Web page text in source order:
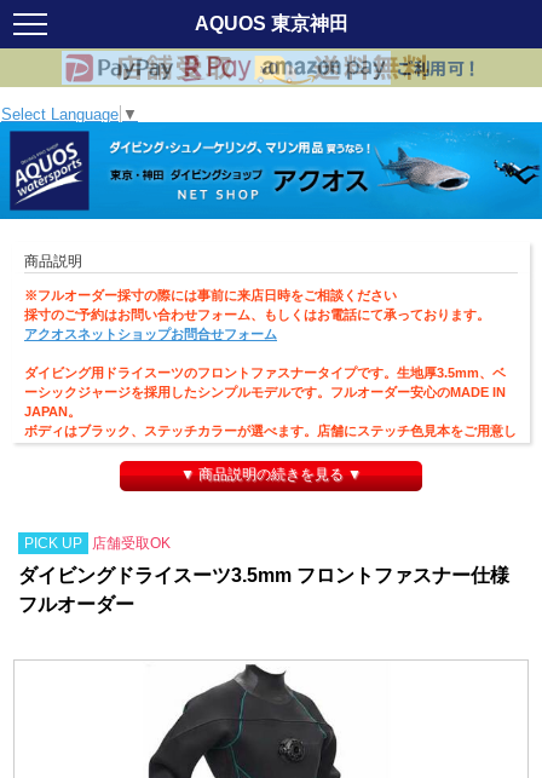
AQUOS 東京神田
Select Language ▼
商品説明
※フルオーダー採寸の際には事前に来店日時をご相談ください
採寸のご予約はお問い合わせフォーム、もしくはお電話にて承っております。
アクオスネットショップお問合せフォーム
ダイビング用ドライスーツのフロントファスナータイプです。生地厚3.5mm、ベ
ーシックジャージを採用したシンプルモデルです。フルオーダー安心のMADE IN
JAPAN。
ボディはブラック、ステッチカラーが選べます。店舗にステッチ色見本をご用意し
▼ 商品説明の続きを見る ▼
PICK UP 店舗受取OK
ダイビングドライスーツ3.5mm フロントファスナー仕様
フルオーダー